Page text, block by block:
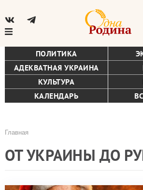
ПОЛИТИКА
АДЕКВАТНАЯ УКРАИНА
КУЛЬТУРА
КАЛЕНДАРЬ
Строка
навигации
Главная
ОТ УКРАИНЫ ДО